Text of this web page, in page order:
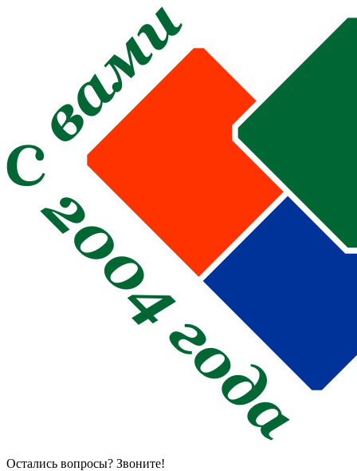
Остались вопросы? Звоните!